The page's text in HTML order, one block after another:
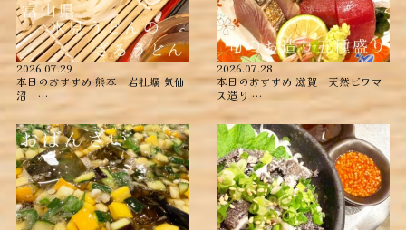
2026.07.29
本日のおすすめ ︎熊本 岩牡蠣 ︎気仙
沼 …
2026.07.28
本日のおすすめ ︎滋賀 天然ビワマ
ス造り …